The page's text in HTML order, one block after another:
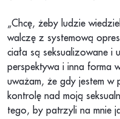
„Chcę, żeby ludzie
walczę z systemową
ciała są seksualizowane i
perspektywa i inna forma
uważam, że gdy jestem w
kontrolę nad moją
tego, by patrzyli na mnie